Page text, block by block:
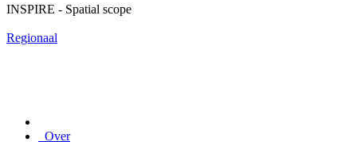
INSPIRE - Spatial scope
Regionaal
Over